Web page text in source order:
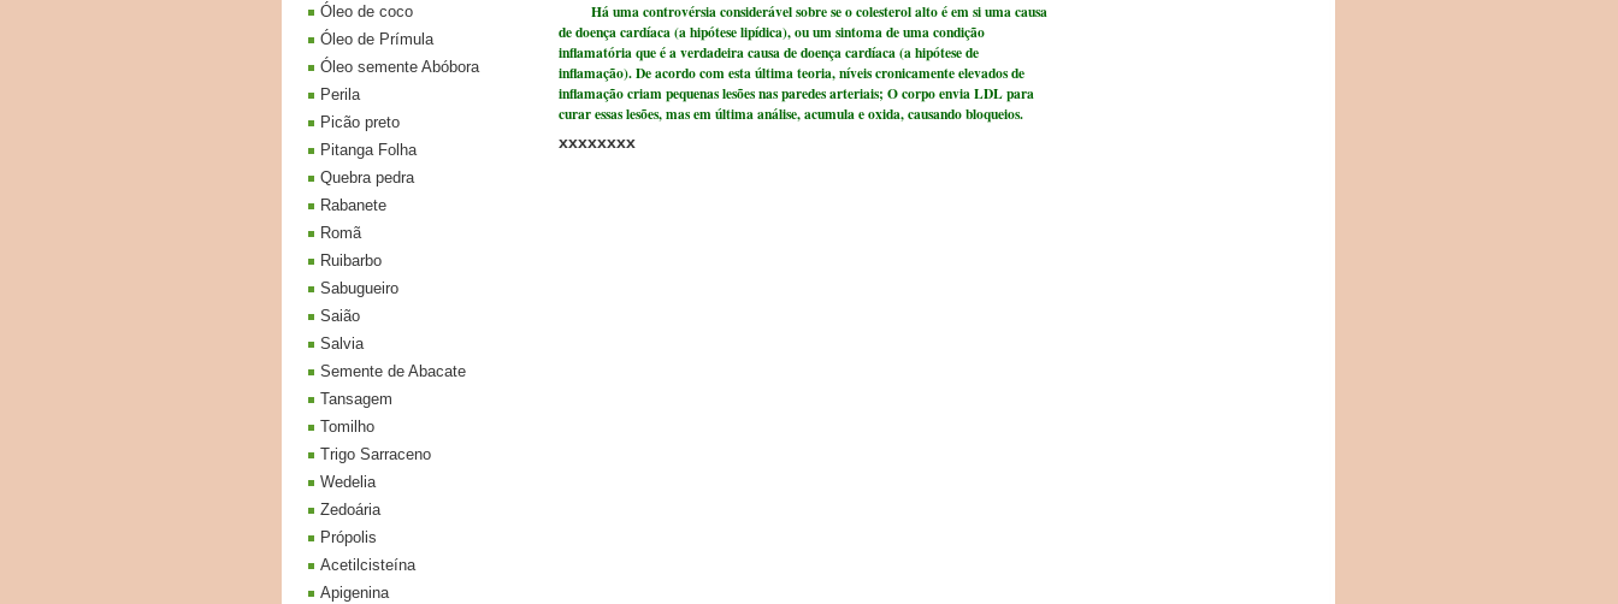
Há uma controvérsia considerável sobre se o colesterol alto é em si uma causa
de doença cardíaca (a hipótese lipídica), ou um sintoma de uma condição
inflamatória que é a verdadeira causa de doença cardíaca (a hipótese de
inflamação). De acordo com esta última teoria, níveis cronicamente elevados de
inflamação criam pequenas lesões nas paredes arteriais; O corpo envia LDL para
curar essas lesões, mas em última análise, acumula e oxida, causando bloqueios.
xxxxxxxx
Óleo de coco
Óleo de Prímula
Óleo semente Abóbora
Perila
Picão preto
Pitanga Folha
Quebra pedra
Rabanete
Romã
Ruibarbo
Sabugueiro
Saião
Salvia
Semente de Abacate
Tansagem
Tomilho
Trigo Sarraceno
Wedelia
Zedoária
Própolis
Acetilcisteína
Apigenina